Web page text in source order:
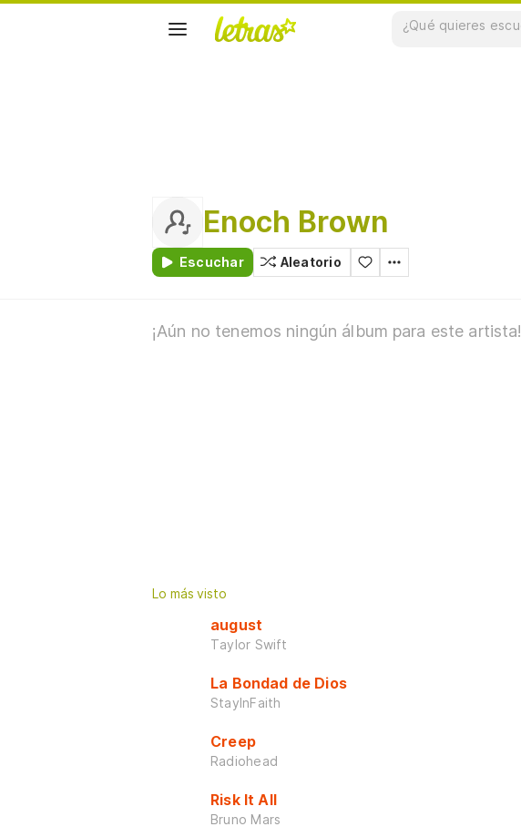
Enoch Brown
Escuchar Aleatorio
¡Aún no tenemos ningún álbum para este artista!
Lo más visto
august
Taylor Swift
La Bondad de Dios
StayInFaith
Creep
Radiohead
Risk It All
Bruno Mars